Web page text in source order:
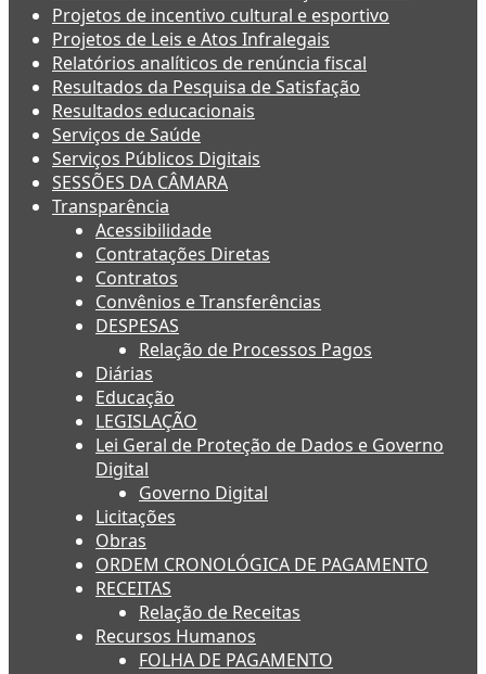
Projetos de incentivo cultural e esportivo
Projetos de Leis e Atos Infralegais
Relatórios analíticos de renúncia fiscal
Resultados da Pesquisa de Satisfação
Resultados educacionais
Serviços de Saúde
Serviços Públicos Digitais
SESSÕES DA CÂMARA
Transparência
Acessibilidade
Contratações Diretas
Contratos
Convênios e Transferências
DESPESAS
Relação de Processos Pagos
Diárias
Educação
LEGISLAÇÃO
Lei Geral de Proteção de Dados e Governo
Digital
Governo Digital
Licitações
Obras
ORDEM CRONOLÓGICA DE PAGAMENTO
RECEITAS
Relação de Receitas
Recursos Humanos
FOLHA DE PAGAMENTO